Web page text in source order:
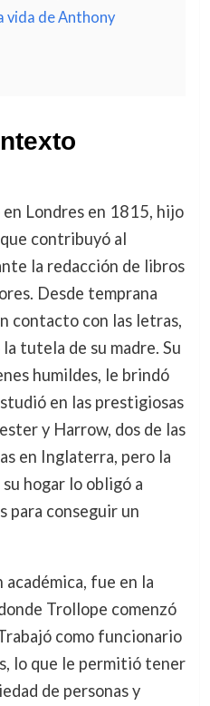
vida de Anthony
Londres en 1815, hijo
contribuyó al
la redacción de libros
Desde temprana
contacto con las letras,
tutela de su madre. Su
humildes, le brindó
en las prestigiosas
y Harrow, dos de las
en Inglaterra, pero la
hogar lo obligó a
para conseguir un
fue en la
Trollope comenzó
como funcionario
lo que le permitió tener
de personas y